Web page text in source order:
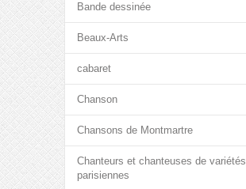
Bande dessinée
Beaux-Arts
cabaret
Chanson
Chansons de Montmartre
Chanteurs et chanteuses de variétés
parisiennes